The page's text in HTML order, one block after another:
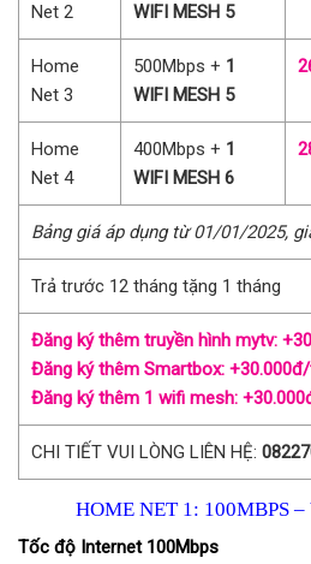
Net 2
WIFI MESH 5
Home
Net 3
500Mbps + 1
WIFI MESH 5
Home
Net 4
400Mbps + 1
WIFI MESH 6
Bảng giá áp dụng từ 01/01/2025,
Trả trước 12 tháng tặng 1 tháng
Đăng ký thêm truyền hình mytv:
Đăng ký thêm Smartbox:
Đăng ký thêm 1 wifi mesh:
CHI TIẾT VUI LÒNG LIÊN HỆ:
HOME NET 1: 100MBPS
Tốc độ Internet 100Mbps